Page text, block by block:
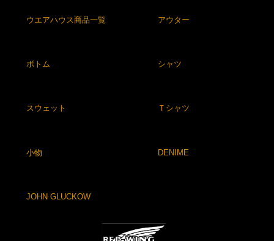
ウエアハウス商品一覧 アウター
ボトム シャツ
スウェット Ｔシャツ
小物 DENIME
JOHN GLUCKOW